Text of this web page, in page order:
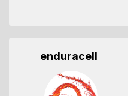
enduracell